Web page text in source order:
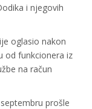
i njegovih
oglasio nakon
od funkcionera iz
na račun
prošle